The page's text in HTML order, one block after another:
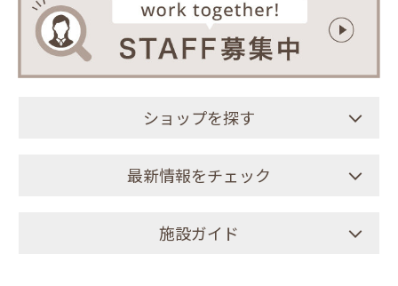
ショップを探す
最新情報をチェック
施設ガイド